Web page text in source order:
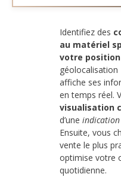
Identifiez des
au matériel
votre position
géolocalisation
affiche ses
en temps réel.
visualisation
d’une indication
Ensuite, vous
vente le plus
optimise votre
quotidienne.